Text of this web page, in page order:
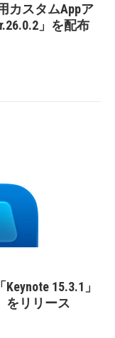
カスタムAppア
」を配布
15.3.1」
をリリース